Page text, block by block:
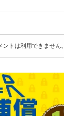
ントは利用できません。